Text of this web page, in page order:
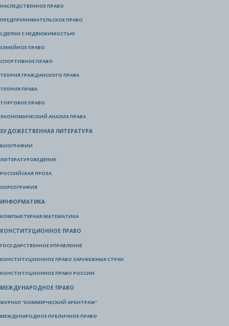
НАСЛЕДСТВЕННОЕ ПРАВО
ПРЕДПРИНИМАТЕЛЬСКОЕ ПРАВО
СДЕЛКИ С НЕДВИЖИМОСТЬЮ
СЕМЕЙНОЕ ПРАВО
СПОРТИВНОЕ ПРАВО
ТЕОРИЯ ГРАЖДАНСКОГО ПРАВА
ТЕОРИЯ ПРАВА
ТОРГОВОЕ ПРАВО
ЭКОНОМИЧЕСКИЙ АНАЛИЗ ПРАВА
ХУДОЖЕСТВЕННАЯ ЛИТЕРАТУРА
БИОГРАФИИ
ЛИТЕРАТУРОВЕДЕНИЕ
РОССИЙСКАЯ ПРОЗА
ХОРЕОГРАФИЯ
ИНФОРМАТИКА
КОМПЬЮТЕРНАЯ МАТЕМАТИКА
КОНСТИТУЦИОННОЕ ПРАВО
ГОСУДАРСТВЕННОЕ УПРАВЛЕНИЕ
КОНСТИТУЦИОННОЕ ПРАВО ЗАРУБЕЖНЫХ СТРАН
КОНСТИТУЦИОННОЕ ПРАВО РОССИИ
МЕЖДУНАРОДНОЕ ПРАВО
ЖУРНАЛ "КОММЕРЧЕСКИЙ АРБИТРАЖ"
МЕЖДУНАРОДНОЕ ПУБЛИЧНОЕ ПРАВО